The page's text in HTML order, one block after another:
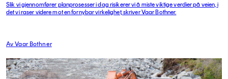
Slik vi gjennomfører planprosesser i dag risikerer vi å miste viktige verdier på veien, i
det vi raser videre mot en fornybar virkelighet, skriver Vaar Bothner.
Av Vaar Bothner